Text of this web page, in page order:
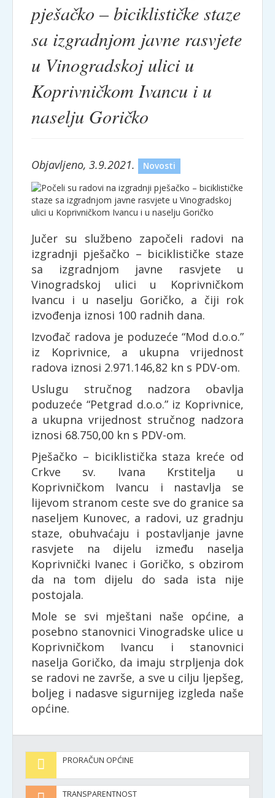
pješačko – biciklističke staze
sa izgradnjom javne rasvjete
u Vinogradskoj ulici u
Koprivničkom Ivancu i u
naselju Goričko
Objavljeno, 3.9.2021. Novosti
Jučer su službeno započeli radovi na
izgradnji pješačko – biciklističke staze
sa izgradnjom javne rasvjete u
Vinogradskoj ulici u Koprivničkom
Ivancu i u naselju Goričko, a čiji rok
izvođenja iznosi 100 radnih dana.
Izvođač radova je poduzeće “Mod d.o.o.”
iz Koprivnice, a ukupna vrijednost
radova iznosi 2.971.146,82 kn s PDV-om.
Uslugu stručnog nadzora obavlja
poduzeće “Petgrad d.o.o.” iz Koprivnice,
a ukupna vrijednost stručnog nadzora
iznosi 68.750,00 kn s PDV-om.
Pješačko – biciklistička staza kreće od
Crkve sv. Ivana Krstitelja u
Koprivničkom Ivancu i nastavlja se
lijevom stranom ceste sve do granice sa
naseljem Kunovec, a radovi, uz gradnju
staze, obuhvaćaju i postavljanje javne
rasvjete na dijelu između naselja
Koprivnički Ivanec i Goričko, s obzirom
da na tom dijelu do sada ista nije
postojala.
Mole se svi mještani naše općine, a
posebno stanovnici Vinogradske ulice u
Koprivničkom Ivancu i stanovnici
naselja Goričko, da imaju strpljenja dok
se radovi ne završe, a sve u cilju ljepšeg,
boljeg i nadasve sigurnijeg izgleda naše
općine.
PRORAČUN OPĆINE
TRANSPARENTNOST